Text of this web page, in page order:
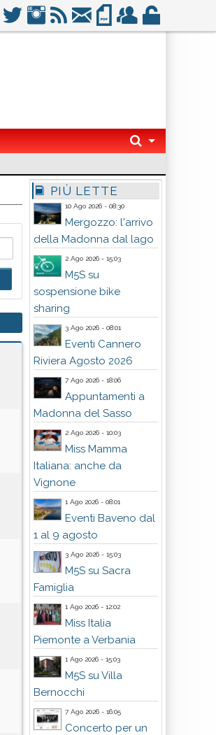
PIÙ LETTE
10 Ago 2026 - 08:30
Mergozzo: l'arrivo
della Madonna dal lago
2 Ago 2026 - 15:03
M5S su
sospensione bike
sharing
3 Ago 2026 - 08:01
Eventi Cannero
Riviera Agosto 2026
7 Ago 2026 - 18:06
Appuntamenti a
Madonna del Sasso
2 Ago 2026 - 10:03
Miss Mamma
Italiana: anche da
Vignone
1 Ago 2026 - 08:01
Eventi Baveno dal
1 al 9 agosto
3 Ago 2026 - 15:03
M5S su Sacra
Famiglia
1 Ago 2026 - 12:02
Miss Italia
Piemonte a Verbania
1 Ago 2026 - 15:03
M5S su Villa
Bernocchi
7 Ago 2026 - 16:05
Concerto per un